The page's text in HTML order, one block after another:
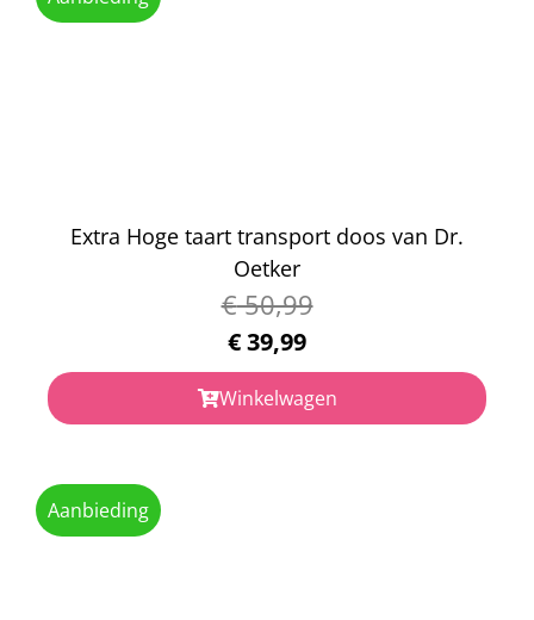
Extra Hoge taart transport doos van Dr.
Oetker
€50,99
€39,99
Winkelwagen
Aanbieding